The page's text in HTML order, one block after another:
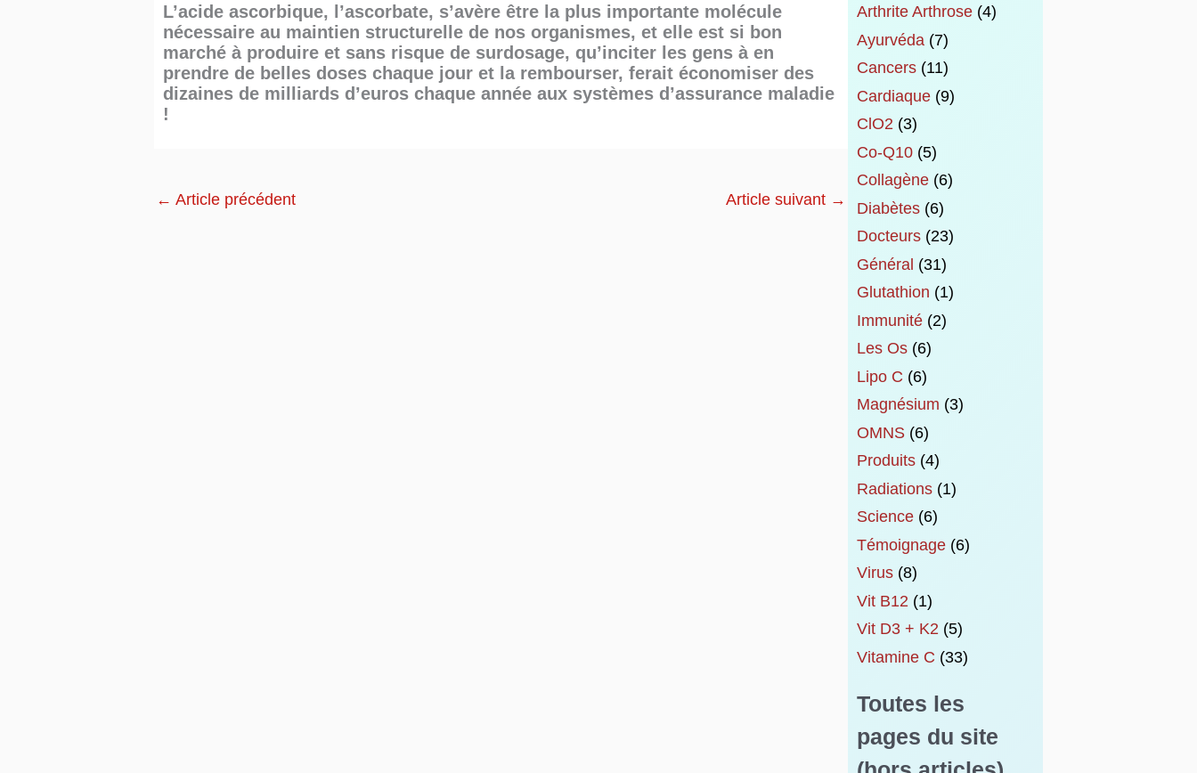
L’acide ascorbique, l’ascorbate, s’avère être la plus importante molécule
nécessaire au maintien structurelle de nos organismes, et elle est si bon
marché à produire et sans risque de surdosage, qu’inciter les gens à en
prendre de belles doses chaque jour et la rembourser, ferait économiser des
dizaines de milliards d’euros chaque année aux systèmes d’assurance maladie
!
← Article précédent Article suivant →
Arthrite Arthrose(4)
Ayurvéda (7)
Cancers(11)
Cardiaque(9)
ClO2(3)
Co-Q10(5)
Collagène(6)
Diabètes(6)
Docteurs(23)
Général (31)
Glutathion (1)
Immunité(2)
Les Os(6)
Lipo C (6)
Magnésium (3)
OMNS(6)
Produits(4)
Radiations(1)
Science(6)
Témoignage(6)
Virus(8)
Vit B12 (1)
Vit D3 + K2(5)
Vitamine C (33)
Toutes les
pages du site